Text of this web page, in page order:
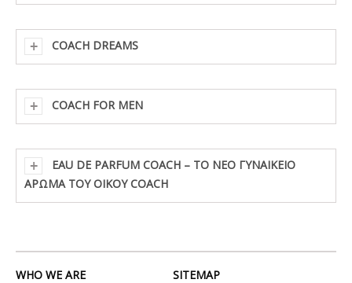
COACH DREAMS
COACH FOR MEN
EAU DE PARFUM COACH – ΤΟ ΝΕΟ ΓΥΝΑΙΚΕΙΟ
ΑΡΩΜΑ ΤΟΥ ΟΙΚΟΥ COACH
WHO WE ARE SITEMAP